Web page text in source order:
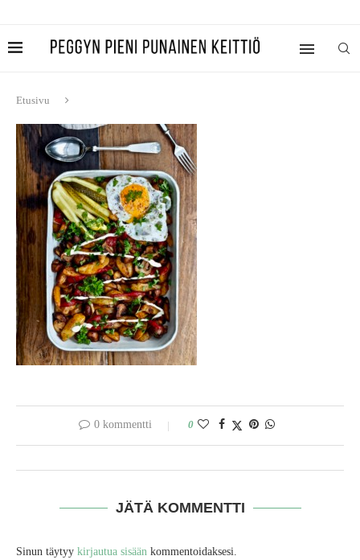
Etusivu
0 kommentti 0
JÄTÄ KOMMENTTI
Sinun täytyy kirjautua sisään kommentoidaksesi.